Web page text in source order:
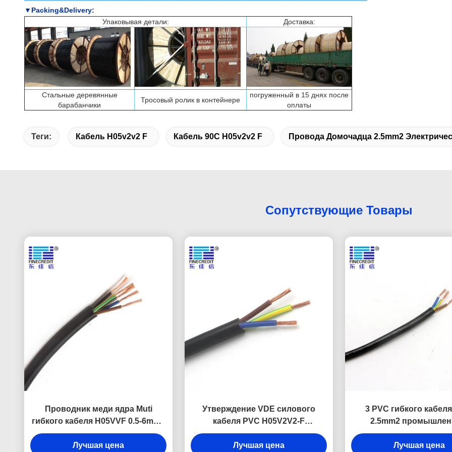
▼Packing&Delivery:
Упаковывая детали:
Доставка:
Стальные деревянные
барабанчики
Тросовый ролик в контейнере
погруженный в 15 днях после
оплаты
Теги: Кабель H05v2v2 F Кабель 90C H05v2v2 F Провода Домочадца 2.5mm2
Сопутствующие Товары
Проводник меди ядра Muti
гибкого кабеля H05VVF 0.5-6mm2
промышленный
Лучшая цена
Утверждение VDE силового
кабеля PVC H05V2V2-F
2x0.75mm2 300/500V гибкое
Лучшая цена
3 PVC гибкого
2.5mm2
изолированный для
Лучшая цена